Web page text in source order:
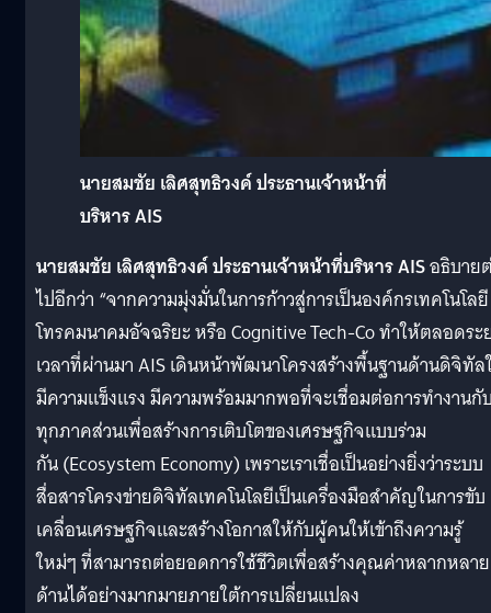
นายสมชัย เลิศสุทธิวงค์ ประธานเจ้าหน้าที่
บริหาร AIS
นายสมชัย เลิศสุทธิวงค์ประธานเจ้าหน้าที่บริหารAISอธิบาย
ไปอีกว่า “จากความมุ่งมั่นในการก้าวสู่การเป็นองค์กรเทคโนโลยี
โทรคมนาคมอัจฉริยะ หรือ Cognitive Tech-Co ทำให้ตลอดระ
เวลาที่ผ่านมา AIS เดินหน้าพัฒนาโครงสร้างพื้นฐานด้านดิจิทัล
มีความแข็งแรง มีความพร้อมมากพอที่จะเชื่อมต่อการทำงานกั
ทุกภาคส่วนเพื่อสร้างการเติบโตของเศรษฐกิจแบบร่วม
กัน (Ecosystem Economy) เพราะเราเชื่อเป็นอย่างยิ่งว่าระบบ
สื่อสารโครงข่ายดิจิทัลเทคโนโลยีเป็นเครื่องมือสำคัญในการขับ
เคลื่อนเศรษฐกิจและสร้างโอกาสให้กับผู้คนให้เข้าถึงความรู้
ใหม่ๆ ที่สามารถต่อยอดการใช้ชีวิตเพื่อสร้างคุณค่าหลากหลาย
ด้านได้อย่างมากมายภายใต้การเปลี่ยนแปลง